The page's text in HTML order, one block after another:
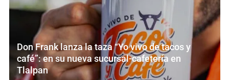
Don Frank lanza la taza “Yo vivo de tacos y
café”: en su nueva sucursal-cafetería en
Tlalpan